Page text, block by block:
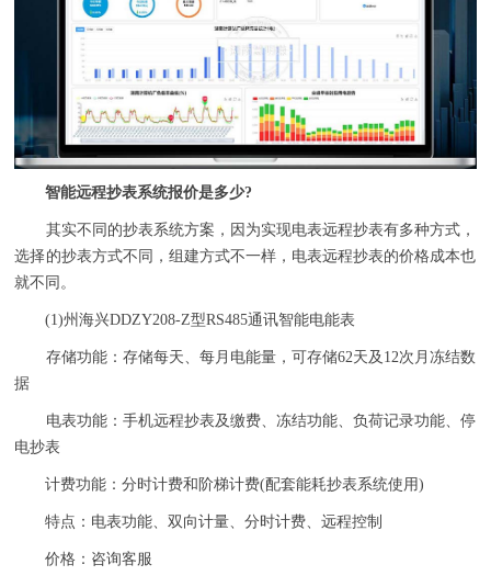
智能远程抄表系统报价是多少?
其实不同的抄表系统方案，因为实现电表远程抄表有多种方式，
选择的抄表方式不同，组建方式不一样，电表远程抄表的价格成本也
就不同。
(1)州海兴DDZY208-Z型RS485通讯智能电能表
存储功能：存储每天、每月电能量，可存储62天及12次月冻结数
据
电表功能：手机远程抄表及缴费、冻结功能、负荷记录功能、停
电抄表
计费功能：分时计费和阶梯计费(配套能耗抄表系统使用)
特点：电表功能、双向计量、分时计费、远程控制
价格：咨询客服